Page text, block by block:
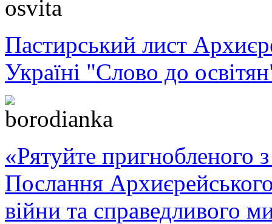
Пастирський лист
Україні "Слово до
«Рятуйте пригнобленого
Послання
війни та справедливого